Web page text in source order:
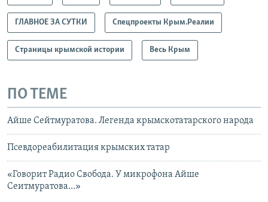
ГЛАВНОЕ ЗА СУТКИ Спецпроекты Крым.Реалии
Страницы крымской истории Весь Крым
ПО ТЕМЕ
Айше Сейтмуратова. Легенда крымскотатарского народа
Псевдореабилитация крымских татар
«Говорит Радио Свобода. У микрофона Айше
Сеитмуратова…»